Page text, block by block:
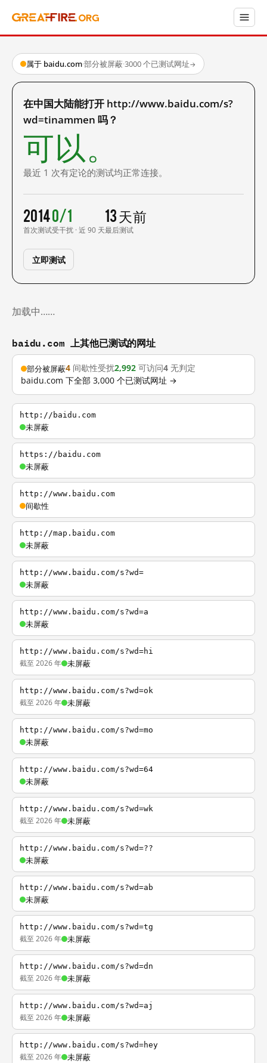
属于 baidu.com·部分被屏蔽·3000 个已测试网址→
在中国大陆能打开 http://www.baidu.com/s?
wd=tinammen 吗？
可以。
最近 1 次有定论的测试均正常连接。
2014
首次测试
0/1
受干扰 · 近 90 天
13 天前
最后测试
立即测试
加载中……
baidu.com 上其他已测试的网址
部分被屏蔽4 间歇性受扰2,992 可访问4 无判定
baidu.com 下全部 3,000 个已测试网址 →
http://baidu.com
未屏蔽
https://baidu.com
未屏蔽
http://www.baidu.com
间歇性
http://map.baidu.com
未屏蔽
http://www.baidu.com/s?wd=
未屏蔽
http://www.baidu.com/s?wd=a
未屏蔽
http://www.baidu.com/s?wd=hi
截至 2026 年 未屏蔽
http://www.baidu.com/s?wd=ok
截至 2026 年 未屏蔽
http://www.baidu.com/s?wd=mo
未屏蔽
http://www.baidu.com/s?wd=64
未屏蔽
http://www.baidu.com/s?wd=wk
截至 2026 年 未屏蔽
http://www.baidu.com/s?wd=??
未屏蔽
http://www.baidu.com/s?wd=ab
未屏蔽
http://www.baidu.com/s?wd=tg
截至 2026 年 未屏蔽
http://www.baidu.com/s?wd=dn
截至 2026 年 未屏蔽
http://www.baidu.com/s?wd=aj
截至 2026 年 未屏蔽
http://www.baidu.com/s?wd=hey
截至 2026 年 未屏蔽